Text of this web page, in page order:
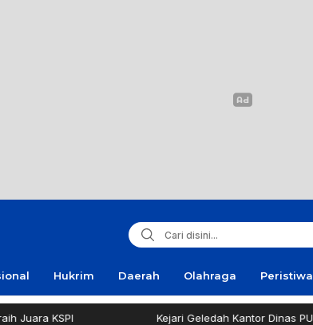
Hukrim Daerah Olahraga Peristiwa
Kejari Geledah Kantor Dinas PUPR Pamekasan